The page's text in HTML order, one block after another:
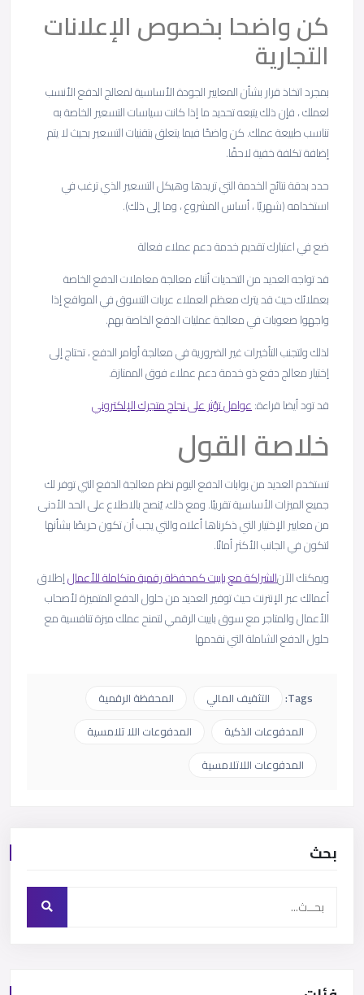
كن واضحا بخصوص الإعلانات
التجارية
بمجرد اتخاذ قرار بشأن المعايير الجودة الأساسية لمعالج الدفع الأنسب
لعملك ، فإن ذلك يتبعه تحديد ما إذا كانت سياسات التسعير الخاصة به
تناسب طبيعة عملك. كن واضحًا فيما يتعلق بتقنيات التسعير بحيث لا يتم
إضافة تكلفة خفية لاحقًا.
حدد بدقة نتائج الخدمة التي تريدها وهيكل التسعير الذي ترغب في
استخدامه (شهريًا ، أساس المشروع ، وما إلى ذلك).
ضع في اعتبارك تقديم خدمة دعم عملاء فعالة
قد تواجه العديد من التحديات أثناء معالجة معاملات الدفع الخاصة
بعملائك حيث قد يترك معظم العملاء عربات التسوق في المواقع إذا
واجهوا صعوبات في معالجة عمليات الدفع الخاصة بهم.
لذلك ولتجنب التأخيرات غير الضرورية في معالجة أوامر الدفع ، تحتاج إلى
إختيار معالج دفع ذو خدمة دعم عملاء فوق الممتازة.
قد تود أيضا قراءة:عوامل تؤثر على نجاح متجرك الإلكتروني
خلاصة القول
تستخدم العديد من بوابات الدفع اليوم نظم معالجة الدفع التي توفر لك
جميع الميزات الأساسية تقريبًا. ومع ذلك، يُنصح بالاطلاع على الحد الأدنى
من معايير الإختيار التي ذكرناها أعلاه والتي يجب أن تكون حريصًا بشأنها
لتكون في الجانب الأكثر أمانًا.
ويمكنك الآنالشراكة مع باييت كمحفظة رقمية متكاملة للأعمالإطلاق
أعمالك عبر الإنترنت حيث توفير العديد من حلول الدفع المتميزة لأصحاب
الأعمال والمتاجر مع سوق باييت الرقمي لتمنح عملك ميزة تنافسية مع
حلول الدفع الشاملة التي نقدمها
Tags: التثقيف المالي
المحفظة الرقمية
المدفوعات الذكية
المدفوعات اللا تلامسية
المدفوعات اللاتلامسية
بحث